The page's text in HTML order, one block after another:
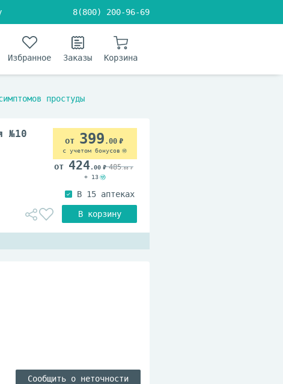
8(800) 200-96-69
Избранное Заказы Корзина
простуды
№10 399 .00
с учетом бонусов
424.00 485.00
+ 13
Сообщить о неточности